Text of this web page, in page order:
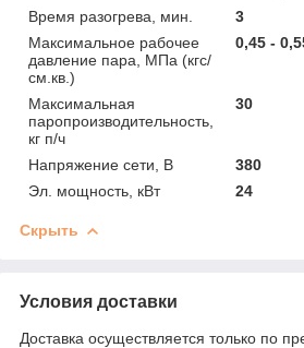
Время разогрева, мин.
3
Максимальное рабочее
давление пара, МПа (кгс/
см.кв.)
0,45 -
Максимальная
паропроизводительность,
кг п/ч
30
Напряжение сети, В
380
Эл. мощность, кВт
24
Скрыть
Условия доставки
Доставка осуществляется только по